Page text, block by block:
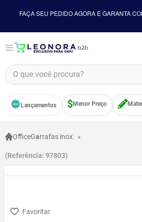
FAÇA SEU PEDIDO AGORA E GARANTA
O que você procura?
Lançamentos Menor Preço
OfficeGarrafas inox
Referência: 97803
1º